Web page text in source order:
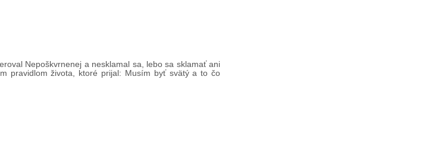
Nepoškvrnenej a nesklamal sa, lebo sa sklamať ani
pravidlom života, ktoré prijal: Musím byť svätý a to čo